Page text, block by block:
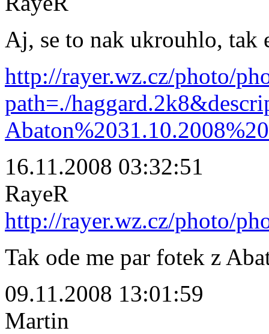
Aj, se to nak ukrouhlo, tak
http://rayer.wz.cz/photo/
path=./
Abaton%2031.10.2008%20
16.11.2008 03:32:51
RayeR
http://rayer.wz.cz/photo/
Tak ode me par fotek z
09.11.2008 13:01:59
Martin